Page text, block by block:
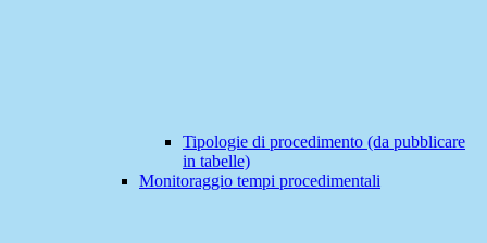
Tipologie di procedimento (da pubblicare
in tabelle)
Monitoraggio tempi procedimentali